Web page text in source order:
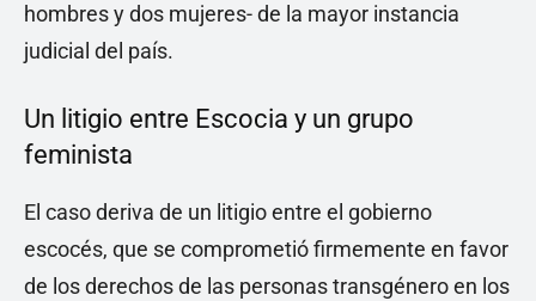
hombres y dos mujeres- de la mayor instancia
judicial del país.
Un litigio entre Escocia y un grupo
feminista
El caso deriva de un litigio entre el gobierno
escocés, que se comprometió firmemente en favor
de los derechos de las personas transgénero en los